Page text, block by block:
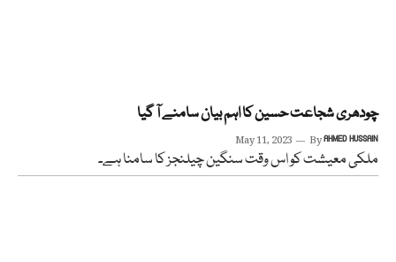
چودھری شجاعت حسین کا اہم بیان سامنے آ گیا
May 11, 2023 ByAHMED HUSSAIN
ملکی معیشت کو اس وقت سنگین چیلنجز کا سامنا ہے۔